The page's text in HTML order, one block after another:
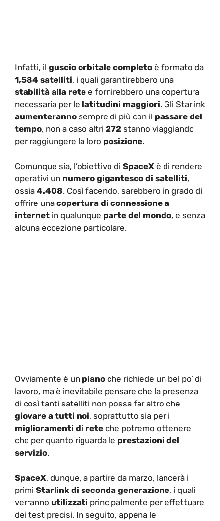
Infatti, il guscio orbitale completo è formato da
1,584 satelliti, i quali garantirebbero una
stabilità alla rete e fornirebbero una copertura
necessaria per le latitudini maggiori. Gli Starlink
aumenteranno sempre di più con il passare del
tempo, non a caso altri 272 stanno viaggiando
per raggiungere la loro posizione.
Comunque sia, l’obiettivo di SpaceX è di rendere
operativi un numero gigantesco di satelliti,
ossia 4.408. Così facendo, sarebbero in grado di
offrire una copertura di connessione a
internet in qualunque parte del mondo, e senza
alcuna eccezione particolare.
Ovviamente è un piano che richiede un bel po’ di
lavoro, ma è inevitabile pensare che la presenza
di così tanti satelliti non possa far altro che
giovare a tutti noi, soprattutto sia per i
miglioramenti di rete che potremo ottenere
che per quanto riguarda le prestazioni del
servizio.
SpaceX, dunque, a partire da marzo, lancerà i
primi Starlink di seconda generazione, i quali
verranno utilizzati principalmente per effettuare
dei test precisi. In seguito, appena le